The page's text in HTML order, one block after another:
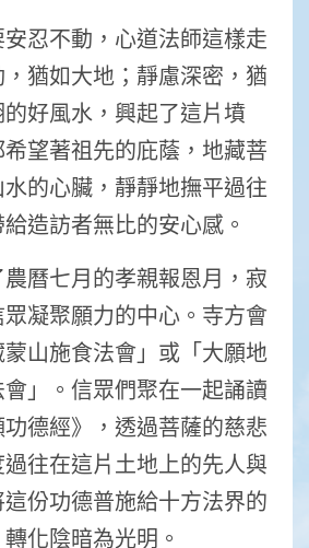
忍不動，心道法師這樣走
猶如大地；靜慮深密，猶
好風水，興起了這片墳
望著祖先的庇蔭，地藏菩
的心臟，靜靜地撫平過往
造訪者無比的安心感。
曆七月的孝親報恩月，寂
凝聚願力的中心。寺方會
山施食法會」或「大願地
」。信眾們聚在一起誦讀
功德經》，透過菩薩的慈悲
往在這片土地上的先人與
份功德普施給十方法界的
化陰暗為光明。